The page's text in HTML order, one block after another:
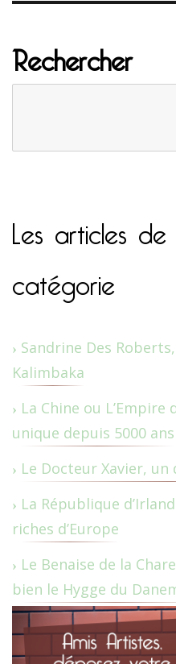
Rechercher
Les articles
catégorie
Sandrine Des
Kalimbaka
La Chine ou
unique depuis 5000 ans
Le Docteur Xavier,
La République
riches d’Europe
Le Benaise de la
bien le Hygge du